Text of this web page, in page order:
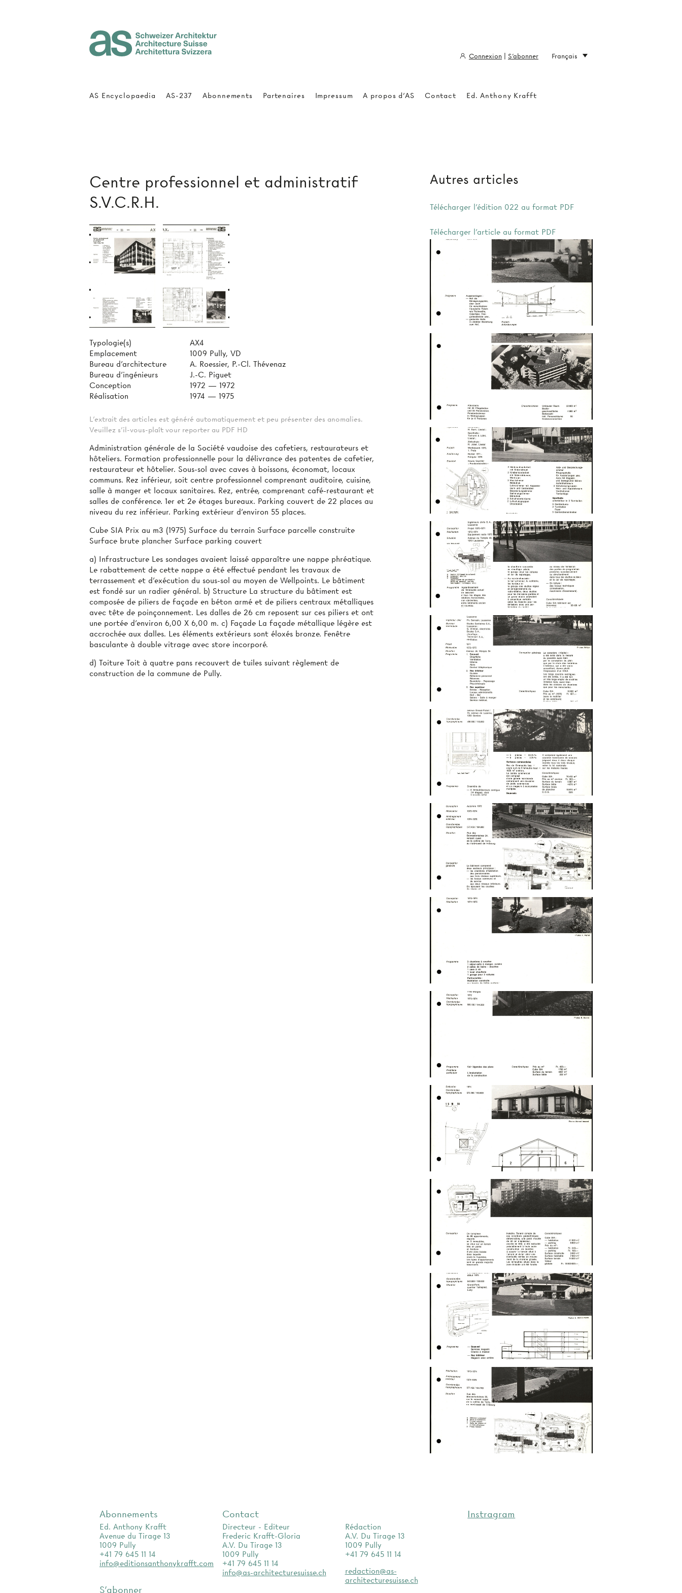
Centre professionnel et administratif
S.V.C.R.H.
Typologie(s)
AX4
Emplacement
1009 Pully, VD
Bureau d'architecture
A. Roessier, P.-Cl. Thévenaz
Bureau d'ingénieurs
J.-C. Piguet
Conception
1972 — 1972
Réalisation
1974 — 1975
L'extrait des articles est généré automatiquement et peu présenter des anomalies.
Veuillez s'il-vous-plaît vour reporter au PDF HD
Administration générale de la Société vaudoise des cafetiers, restaurateurs et
hôteliers. Formation professionnelle pour la délivrance des patentes de cafetier,
restaurateur et hôtelier. Sous-sol avec caves à boissons, économat, locaux
communs. Rez inférieur, soit centre professionnel comprenant auditoire, cuisine,
salle à manger et locaux sanitaires. Rez, entrée, comprenant café-restaurant et
salles de conférence. 1er et 2e étages bureaux. Parking couvert de 22 places au
niveau du rez inférieur. Parking extérieur d’environ 55 places.
Cube SIA Prix au m3 (1975) Surface du terrain Surface parcelle construite
Surface brute plancher Surface parking couvert
a) Infrastructure Les sondages avaient laissé apparaître une nappe phréatique.
Le rabattement de cette nappe a été effectué pendant les travaux de
terrassement et d'exécution du sous-sol au moyen de Wellpoints. Le bâtiment
est fondé sur un radier général. b) Structure La structure du bâtiment est
composée de piliers de façade en béton armé et de piliers centraux métalliques
avec tête de poinçonnement. Les dalles de 26 cm reposent sur ces piliers et ont
une portée d’environ 6,00 X 6,00 m. c) Façade La façade métallique légère est
accrochée aux dalles. Les éléments extérieurs sont éloxés bronze. Fenêtre
basculante à double vitrage avec store incorporé.
d) Toiture Toit à quatre pans recouvert de tuiles suivant règlement de
construction de la commune de Pully.
Autres articles
Télécharger l'édition 022 au format PDF
Télécharger l'article au format PDF
AS Encyclopaedia AS-237 Abonnements Partenaires Impressum A propos d'AS Contact Ed. Anthony Krafft
Connexion S'abonner Français
Abonnements
Ed. Anthony Krafft
Avenue du Tirage 13
1009 Pully
+41 79 645 11 14
info@editionsanthonykrafft.com
S'abonner
Contact
Directeur - Editeur
Frederic Krafft-Gloria
A.V. Du Tirage 13
1009 Pully
+41 79 645 11 14
info@as-architecturesuisse.ch
Rédaction
A.V. Du Tirage 13
1009 Pully
+41 79 645 11 14
redaction@as-
architecturesuisse.ch
Instragram